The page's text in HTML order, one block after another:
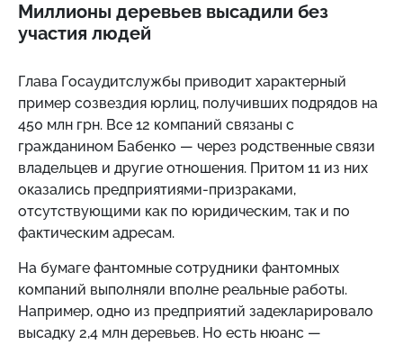
Миллионы деревьев высадили без
участия людей
Глава Госаудитслужбы приводит характерный
пример созвездия юрлиц, получивших подрядов на
450 млн грн. Все 12 компаний связаны с
гражданином Бабенко — через родственные связи
владельцев и другие отношения. Притом 11 из них
оказались предприятиями-призраками,
отсутствующими как по юридическим, так и по
фактическим адресам.
На бумаге фантомные сотрудники фантомных
компаний выполняли вполне реальные работы.
Например, одно из предприятий задекларировало
высадку 2,4 млн деревьев. Но есть нюанс —